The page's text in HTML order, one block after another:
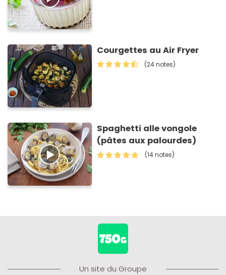
Courgettes au Air Fryer
(24 notes)
Spaghetti alle vongole
(pâtes aux palourdes)
(14 notes)
Un site du Groupe